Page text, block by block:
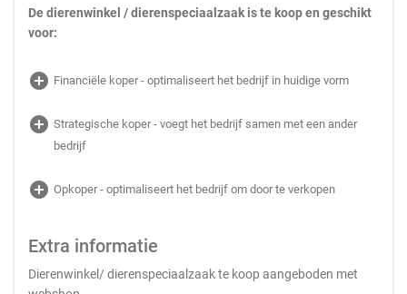
De dierenwinkel / dierenspeciaalzaak is te koop en geschikt
voor:
add_circle Financiële koper - optimaliseert het bedrijf in huidige vorm
add_circle Strategische koper - voegt het bedrijf samen met een ander
bedrijf
add_circle Opkoper - optimaliseert het bedrijf om door te verkopen
Extra informatie
Dierenwinkel/ dierenspeciaalzaak te koop aangeboden met